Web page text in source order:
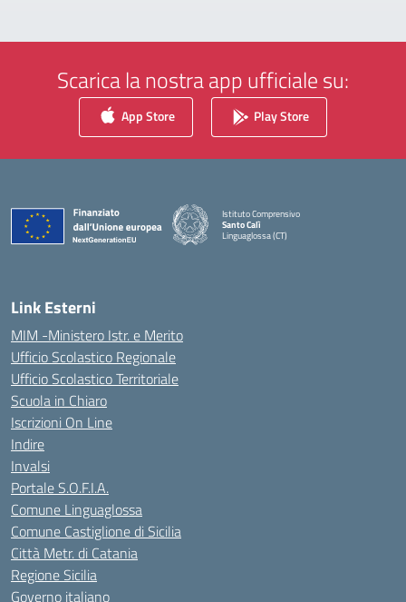
Scarica la nostra app ufficiale su:
App Store Play Store
Istituto Comprensivo
Santo Calì
Linguaglossa (CT)
— Visita la pagina iniziale della scuola
Link Esterni
MIM -Ministero Istr. e Merito
Ufficio Scolastico Regionale
Ufficio Scolastico Territoriale
Scuola in Chiaro
Iscrizioni On Line
Indire
Invalsi
Portale S.O.F.I.A.
Comune Linguaglossa
Comune Castiglione di Sicilia
Città Metr. di Catania
Regione Sicilia
Governo italiano